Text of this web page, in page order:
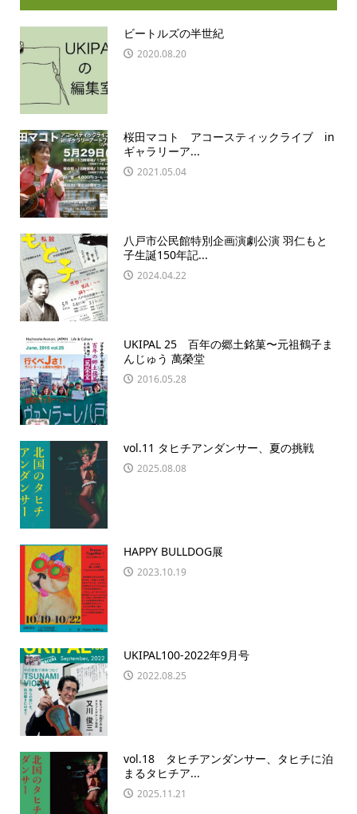
ビートルズの半世紀
2020.08.20
桜田マコト アコースティックライブ in
ギャラリーア...
2021.05.04
八戸市公民館特別企画演劇公演 羽仁もと
子生誕150年記...
2024.04.22
UKIPAL 25 百年の郷土銘菓〜元祖鶴子ま
んじゅう 萬榮堂
2016.05.28
vol.11 タヒチアンダンサー、夏の挑戦
2025.08.08
HAPPY BULLDOG展
2023.10.19
UKIPAL100-2022年9月号
2022.08.25
vol.18 タヒチアンダンサー、タヒチに泊
まるタヒチア...
2025.11.21